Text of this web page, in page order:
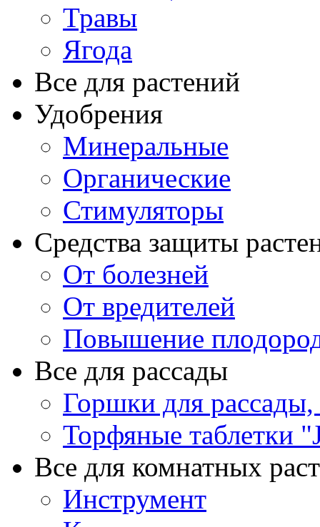
Травы
Ягода
Все для растений
Удобрения
Минеральные
Органические
Стимуляторы
Средства защиты
От болезней
От вредителей
Повышение
Все для рассады
Горшки для рассады,
Торфяные таблетки
Все для комнатных
Инструмент